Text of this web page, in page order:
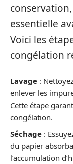
essentielle
Voici les
congélation
Lavage :
enlever les
Cette étape
congélation.
Séchage :
du papier
l’accumulation